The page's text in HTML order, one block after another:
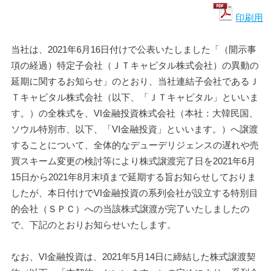
印刷用
当社は、2021年6月16日付けで公表いたしました「（開示事
項の経過）特定子会社（ＪＴキャピタル株式会社）の異動の
延期に関するお知らせ」のとおり、当社連結子会社であるＪ
Ｔキャピタル株式会社（以下、「ＪＴキャピタル」といいま
す。）の全株式を、VI金融投資株式会社（本社：大韓民国、
ソウル特別市、以下、「VI金融投資」といいます。）へ譲渡
することについて、全体的なデューデリジェンスの遅れや売
買スキーム変更の検討等により株式譲渡完了日を2021年6月
15日から2021年8月末頃まで延期する旨お知らせしておりま
したが、本日付けでVI金融投資の系列会社が設立する特別目
的会社（ＳＰＣ）への当該株式譲渡が完了いたしましたの
で、下記のとおりお知らせいたします。
なお、VI金融投資は、2021年5月14日に締結した株式譲渡契